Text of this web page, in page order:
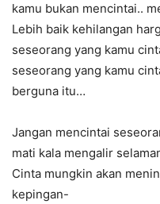
kamu bukan mencintai..
Lebih baik kehilangan
seseorang yang kamu
seseorang yang kamu
berguna itu…
Jangan mencintai
mati kala mengalir
Cinta mungkin akan
kepingan-